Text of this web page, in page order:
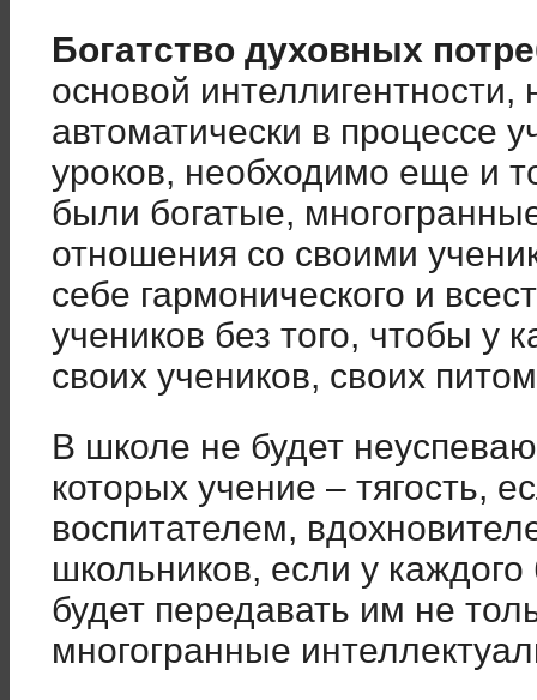
Богатство духовных
основой интеллигентности,
автоматически в процессе
уроков, необходимо еще и
были богатые,
отношения со своими
себе гармонического и
учеников без того, чтобы у
своих учеников, своих
В школе не будет
которых учение – тягость,
воспитателем,
школьников, если у
будет передавать им не
многогранные